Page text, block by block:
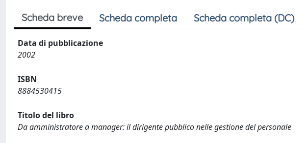
Scheda breve Scheda completa Scheda completa (DC)
Data di pubblicazione
2002
ISBN
8884530415
Titolo del libro
Da amministratore a manager: il dirigente pubblico nelle gestione del personale